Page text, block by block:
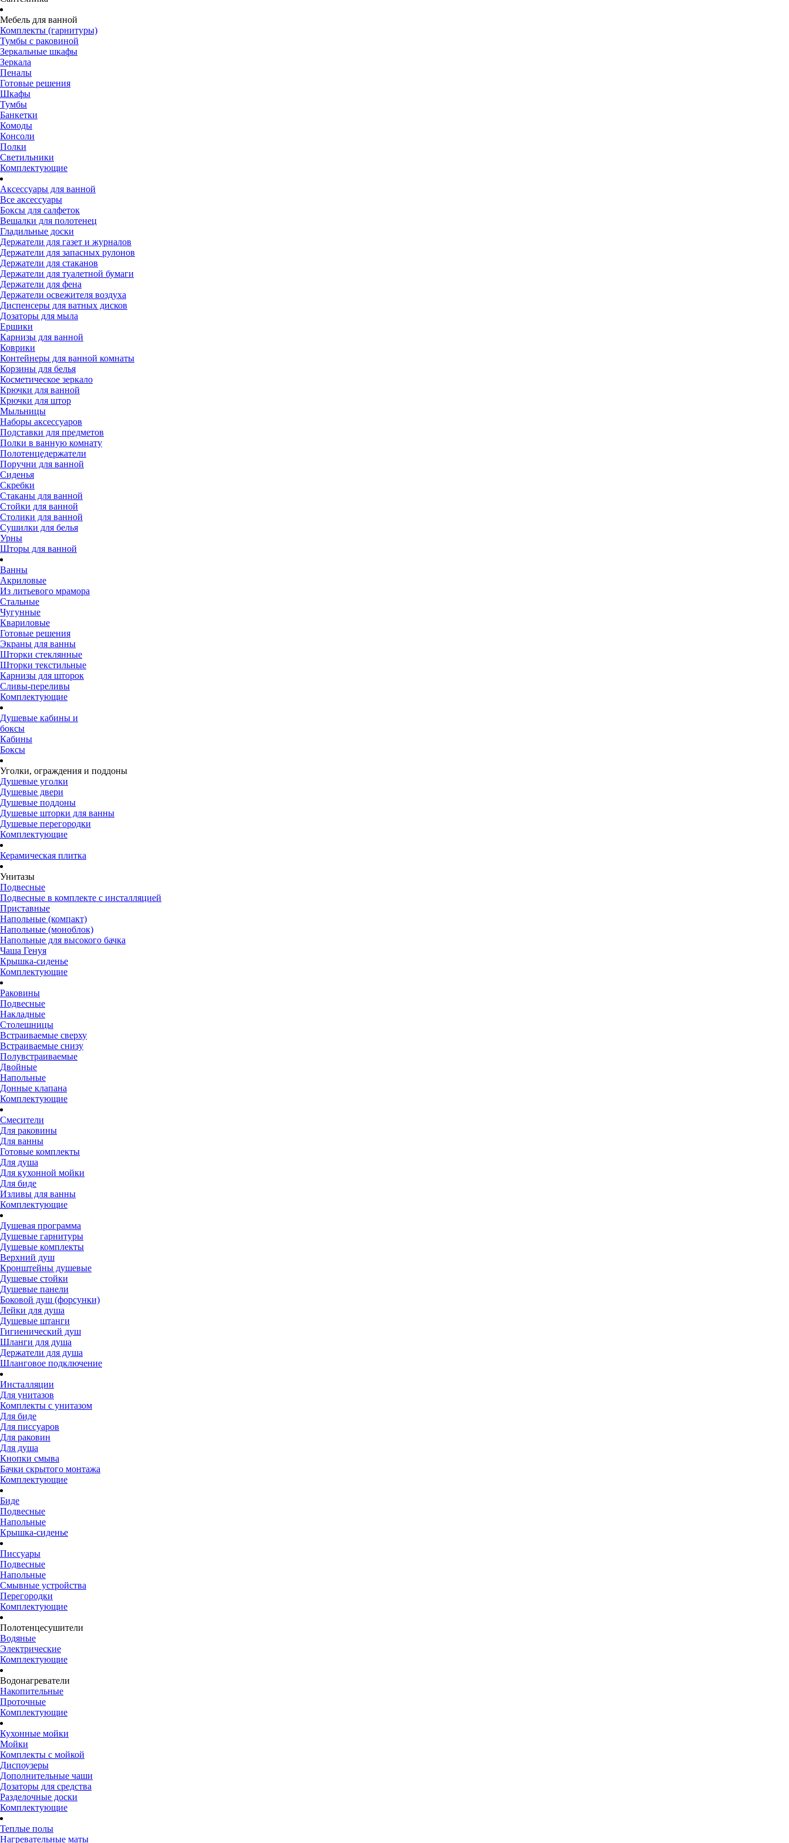
Мебель для ванной
Комплекты (гарнитуры)
Тумбы с раковиной
Зеркальные шкафы
Зеркала
Пеналы
Готовые решения
Шкафы
Тумбы
Банкетки
Комоды
Консоли
Полки
Светильники
Комплектующие
Аксессуары для ванной
Все аксессуары
Боксы для салфеток
Вешалки для полотенец
Гладильные доски
Держатели для газет и журналов
Держатели для запасных рулонов
Держатели для стаканов
Держатели для туалетной бумаги
Держатели для фена
Держатели освежителя воздуха
Диспенсеры для ватных дисков
Дозаторы для мыла
Ершики
Карнизы для ванной
Коврики
Контейнеры для ванной комнаты
Корзины для белья
Косметическое зеркало
Крючки для ванной
Крючки для штор
Мыльницы
Наборы аксессуаров
Подставки для предметов
Полки в ванную комнату
Полотенцедержатели
Поручни для ванной
Сиденья
Скребки
Стаканы для ванной
Стойки для ванной
Столики для ванной
Сушилки для белья
Урны
Шторы для ванной
Ванны
Акриловые
Из литьевого мрамора
Стальные
Чугунные
Квариловые
Готовые решения
Экраны для ванны
Шторки стеклянные
Шторки текстильные
Карнизы для шторок
Сливы-переливы
Комплектующие
Душевые кабины и
боксы
Кабины
Боксы
Уголки, ограждения и поддоны
Душевые уголки
Душевые двери
Душевые поддоны
Душевые шторки для ванны
Душевые перегородки
Комплектующие
Керамическая плитка
Унитазы
Подвесные
Подвесные в комплекте с инсталляцией
Приставные
Напольные (компакт)
Напольные (моноблок)
Напольные для высокого бачка
Чаша Генуя
Крышка-сиденье
Комплектующие
Раковины
Подвесные
Накладные
Столешницы
Встраиваемые сверху
Встраиваемые снизу
Полувстраиваемые
Двойные
Напольные
Донные клапана
Комплектующие
Смесители
Для раковины
Для ванны
Готовые комплекты
Для душа
Для кухонной мойки
Для биде
Изливы для ванны
Комплектующие
Душевая программа
Душевые гарнитуры
Душевые комплекты
Верхний душ
Кронштейны душевые
Душевые стойки
Душевые панели
Боковой душ (форсунки)
Лейки для душа
Душевые штанги
Гигиенический душ
Шланги для душа
Держатели для душа
Шланговое подключение
Инсталляции
Для унитазов
Комплекты с унитазом
Для биде
Для писсуаров
Для раковин
Для душа
Кнопки смыва
Бачки скрытого монтажа
Комплектующие
Биде
Подвесные
Напольные
Крышка-сиденье
Писсуары
Подвесные
Напольные
Смывные устройства
Перегородки
Комплектующие
Полотенцесушители
Водяные
Электрические
Комплектующие
Водонагреватели
Накопительные
Проточные
Комплектующие
Кухонные мойки
Мойки
Комплекты с мойкой
Диспоузеры
Дополнительные чаши
Дозаторы для средства
Разделочные доски
Комплектующие
Теплые полы
Нагревательные маты